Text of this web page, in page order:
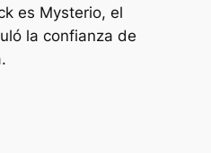
es Mysterio, el
la confianza de